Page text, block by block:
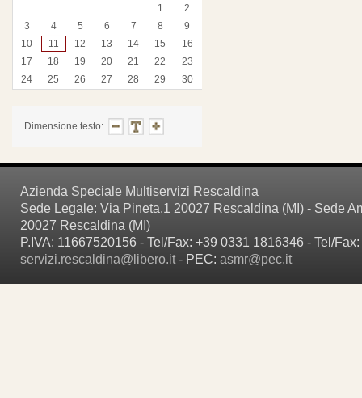
1
2
3
4 5 6 7 8
9
10
11 12 13 14 15
16
17
18 19 20 21 22
23
24
25 26 27 28 29 30
Dimensione testo:
Azienda Speciale Multiservizi Rescaldina
Sede Legale: Via Pineta,1 20027 Rescaldina (MI) - Sede
20027 Rescaldina (MI)
P.IVA: 11667520156 - Tel/Fax: +39 0331 1816346 - Tel/
servizi.rescaldina@libero.it- PEC: asmr@pec.it